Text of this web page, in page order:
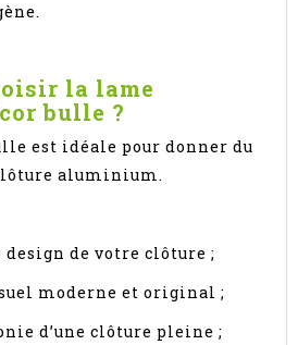
la lame
bulle ?
est idéale pour donner du
aluminium.
de votre clôture ;
moderne et original ;
d’une clôture pleine ;